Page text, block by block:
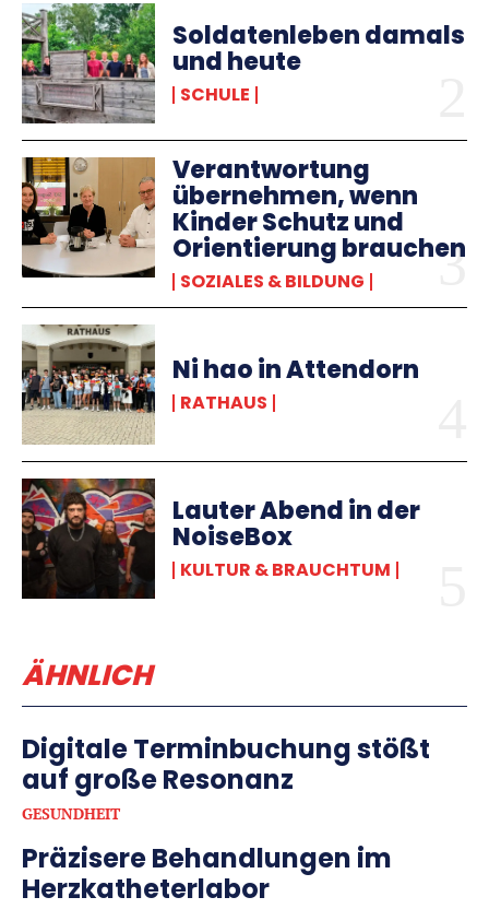
Soldatenleben damals
und heute
SCHULE
Verantwortung
übernehmen, wenn
Kinder Schutz und
Orientierung brauchen
SOZIALES & BILDUNG
Ni hao in Attendorn
RATHAUS
Lauter Abend in der
NoiseBox
KULTUR & BRAUCHTUM
ÄHNLICH
Digitale Terminbuchung stößt
auf große Resonanz
GESUNDHEIT
Präzisere Behandlungen im
Herzkatheterlabor